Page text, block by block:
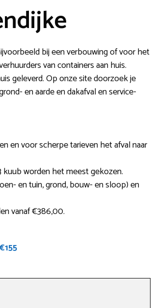
bij een verbouwing of voor het
van containers aan huis.
geleverd. Op onze site doorzoek je
en aarde en dakafval en service-
en voor scherpe tarieven het afval naar
kuub worden het meest gekozen.
en tuin, grond, bouw- en sloop) en
vanaf €386,00.